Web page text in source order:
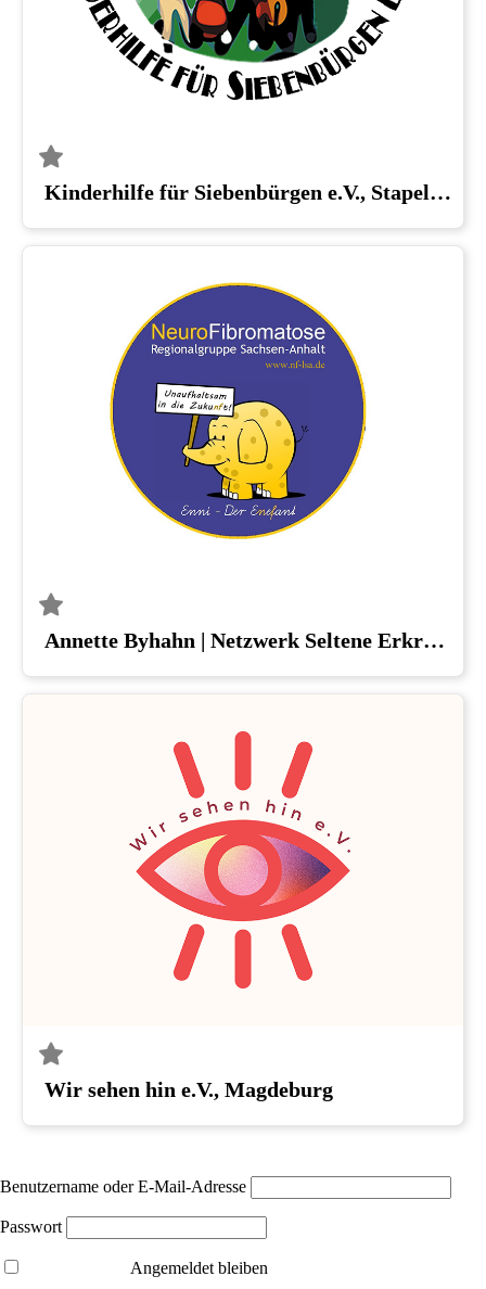
Kinderhilfe für Siebenbürgen e.V., Stapelburg
Annette Byhahn | Netzwerk Seltene Erkrankungen & Neurofibromatose Regionalgruppe Sachsen-Anhalt, Wittenberg
Wir sehen hin e.V., Magdeburg
Benutzername oder E-Mail-Adresse
Passwort
Angemeldet bleiben